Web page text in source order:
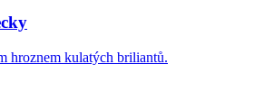
hroznem kulatých briliantů.